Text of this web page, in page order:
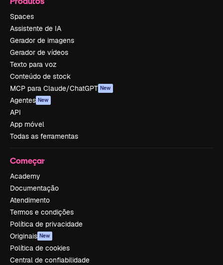
Spaces
Assistente de IA
Gerador de imagens
Gerador de vídeos
Texto para voz
Conteúdo de stock
MCP para Claude/ChatGPT New
Agentes New
API
App móvel
Todas as ferramentas
Começar
Academy
Documentação
Atendimento
Termos e condições
Política de privacidade
Originais New
Política de cookies
Central de confiabilidade